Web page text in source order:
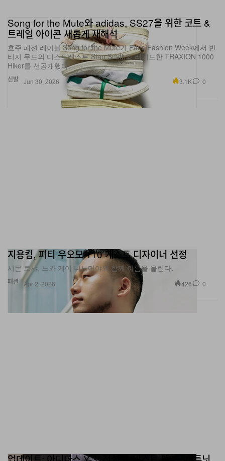
신발
Song for the Mute와 adidas, SS27을 위한 코트 &
트레일 아이콘 새롭게 재해석
호주 패션 레이블 Song for the Mute가 Paris Fashion Week에서 빈
티지 무드의 디스트레스트 Stan Smith와 러기드한 TRAXION 1000
Hiker를 선공개했다.
Jun 30, 2026 3.1K 0
패션
지용킴, 피티 우오모 110 게스트 디자이너 선정
시몬 로샤, 느와 케이 니노미야와 함께 이름을 올린다.
Apr 2, 2026 426 0